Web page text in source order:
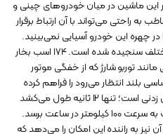
ماشین در میان خودروهای چینی و
راحتی می‌تواند با آن ارتباط برقرار
چهره این خودرو آسیایی نمی‌بینید.
کیفیت جک اس 5 نیز در مسیرهای مختلف سنجیده شده است. 174 اسب بخار
مانند توربو شارژ که از خفگی موتور
بلند انتظار می‌رود را فراهم کرده
است. البته شتاب این خودرو هم مثال زدنی است؛ تنها 12 ثانیه طول می‌کشد
که این ماشین چینی از حالت بی حرکت به سرعت 100 کیلومتر در ساعت برسد.
آن نیز به راننده این امکان را می‌دهد که